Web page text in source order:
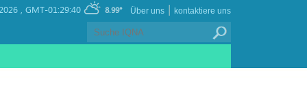
, GMT-01:29:40 8.99° kontaktiere uns
|
Über uns